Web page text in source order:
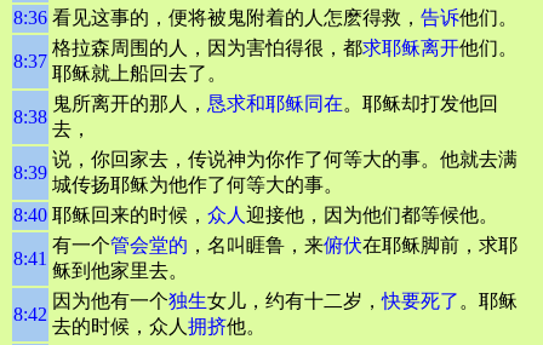
8:36 看见这事的，便将被鬼附着的人怎麽得救， 告诉他们。
8:37
格拉森周围的人，因为害怕得很，都求耶稣离开他们。
耶稣就上船回去了。
8:38
鬼所离开的那人， 恳求和耶稣同在。耶稣却打发他回
去，
8:39
说，你回家去，传说神为你作了何等大的事。他就去满
城传扬耶稣为他作了何等大的事。
8:40 耶稣回来的时候， 众人 迎接他，因为他们都等候他。
8:41
有一个管会堂的 ，名叫睚鲁，来俯伏在耶稣脚前，求耶
稣到他家里去。
8:42
因为他有一个独生女儿，约有十二岁，快要死了 。耶稣
去的时候，众人 拥挤他。